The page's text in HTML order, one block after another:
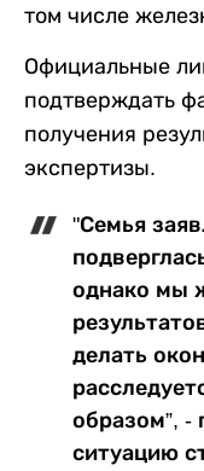
том числе
Официальные
подтверждать
получения
экспертизы.
"Семья
однако мы
делать
образом”, -
ситуацию